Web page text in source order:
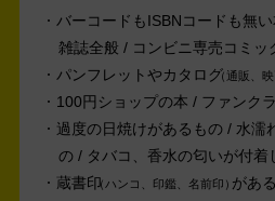
バーコードもISBNコードも無
雑誌全般 / コンビニ専売コミッ
パンフレットやカタログ 通販、
100円ショップの本 / ファンク
過度の日焼けがあるもの / 水濡
の / タバコ、香水の匂いが付着
蔵書印 ハンコ、印鑑、名前印
があ